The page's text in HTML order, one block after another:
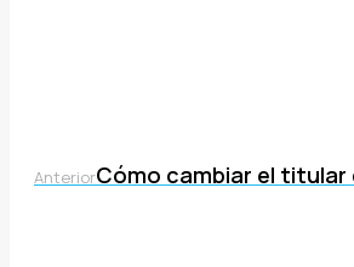
AnteriorPublicación
Cómo cambiar el